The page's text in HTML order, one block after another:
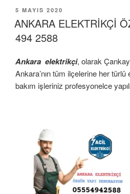
YAYIM
TARIHI
5 MAYIS 2020
ANKARA ELEKTRİKÇİ
494 2588
Ankara elektrikçi, olarak
Ankara’nın tüm ilçelerine her türlü
bakım işleriniz profesyonelce